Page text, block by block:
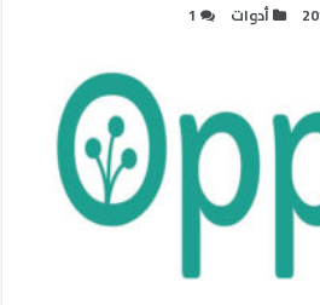
أدوات 1